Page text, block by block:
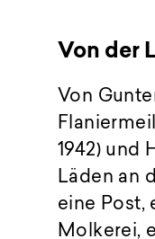
Von der
Von
1942) und
Läden an
eine Post,
Molkerei,